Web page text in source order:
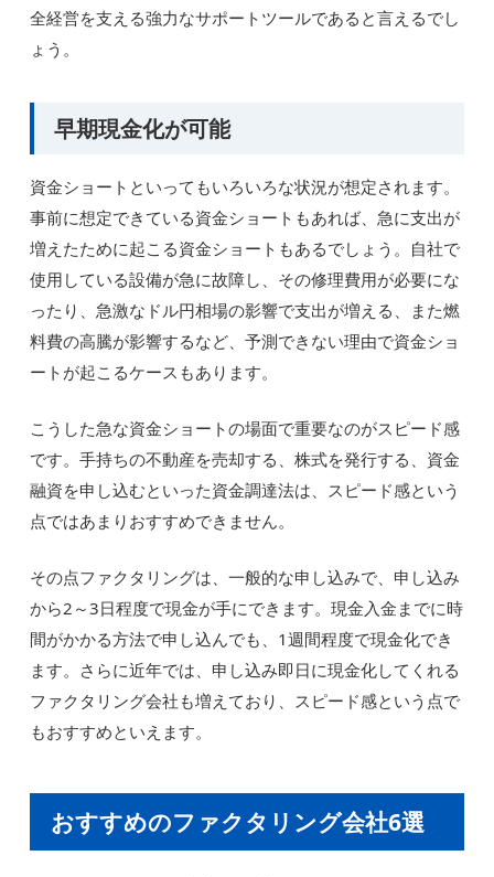
全経営を支える強力なサポートツールであると言えるでし
ょう。
早期現金化が可能
資金ショートといってもいろいろな状況が想定されます。
事前に想定できている資金ショートもあれば、急に支出が
増えたために起こる資金ショートもあるでしょう。自社で
使用している設備が急に故障し、その修理費用が必要にな
ったり、急激なドル円相場の影響で支出が増える、また燃
料費の高騰が影響するなど、予測できない理由で資金ショ
ートが起こるケースもあります。
こうした急な資金ショートの場面で重要なのがスピード感
です。手持ちの不動産を売却する、株式を発行する、資金
融資を申し込むといった資金調達法は、スピード感という
点ではあまりおすすめできません。
その点ファクタリングは、一般的な申し込みで、申し込み
から2～3日程度で現金が手にできます。現金入金までに時
間がかかる方法で申し込んでも、1週間程度で現金化でき
ます。さらに近年では、申し込み即日に現金化してくれる
ファクタリング会社も増えており、スピード感という点で
もおすすめといえます。
おすすめのファクタリング会社6選